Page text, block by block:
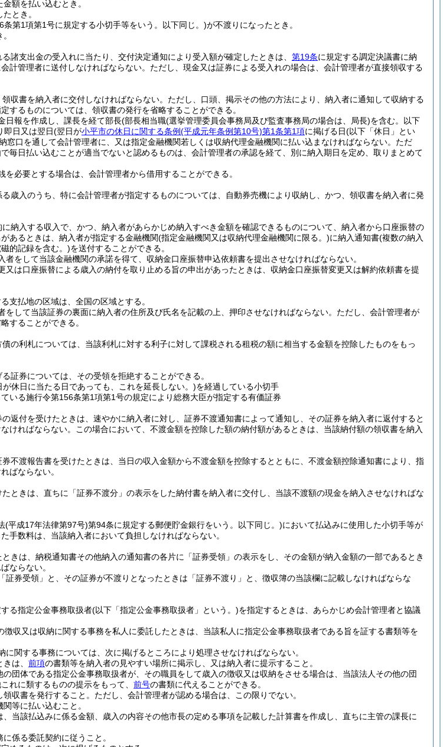
額を払い込むとき。
とき。
条第1項第1号に規定する小切手等をいう。以下同じ。)が不渡りになったとき。
諸支出金の受入れに当たり、交付決定通知により受入額が確定したときは、 第19条に規定する調定決議書に納
計管理者に送付しなければならない。 ただし、現金又は証券による受入れの場合は、会計管理者が直接領収する
収書を納入者に交付しなければならない。 ただし、口頭、掲示その他の方法により、納入者に通知して収納する
するものについては、領収書の発行を省略することができる。
日報を作成し、課長を経て部長(部長相当職(選挙管理委員会事務局及び監査事務局の場合は、局長)を含む。以下
即日又は翌日(翌日が小平市の休日に関する条例(平成元年条例第10号)第1条第1項に掲げる日(以下「休日」とい
納窓口を通して会計管理者に、又は指定金融機関若しくは収納代理金融機関に払い込まなければならない。 ただ
毎日払い込むことが適当でないと認めるものは、会計管理者の承認を経て、別に納入期日を定め、取りまとめて
必要とする場合は、会計管理者から借用することができる。
歳入のうち、特に会計管理者が指定するものについては、自動券売機により収納し、かつ、領収書を納入者に発
納入する収入で、かつ、納入者があらかじめ納入すべき金額を確認できるものについて、納入者から口座振替の
あるときは、納入者が指定する金融機関(指定金融機関又は収納代理金融機関に限る。)に納入通知書(複数の納入
的記録を含む。)を送付することができる。
者をして当該金融機関の承諾を得て、収納金口座振替申込依頼書を提出させなければならない。
又は口座振替による歳入の納付を取り止める旨の申出があったときは、収納金口座振替変更又は解約依頼書を提
支払地の区域は、全国の区域とする。
して当該証券の裏面に納入者の住所及び氏名を記載の上、押印させなければならない。 ただし、会計管理者が
することができる。
の利札については、当該利札に対する利子に対して課税される租税の額に相当する金額を控除したものをもっ
証券については、その受領を拒絶することができる。
が休日に当たる日であっても、これを延長しない。)を経過している小切手
いる施行令第156条第1項第1号の規定により総務大臣が指定する有価証券
返付を受けたときは、速やかに納入者に対し、証券不渡通知書によって通知し、その証券を納入者に返付すると
ければならない。
この場合において、不渡金額を控除した額の納付額があるときは、当該納付額の領収書を納入
不渡報告書を受けたときは、当日の収入金額から不渡金額を控除するとともに、不渡金額控除通知書により、指
ばならない。
ときは、直ちに「証券不渡分」の表示をした納付書を納入者に交付し、当該不渡額の現金を納入させなければな
(平成17年法律第97号)第94条に規定する郵便貯金銀行をいう。以下同じ。)において払込みに使用した小切手等が
手数料は、当該納入者において負担しなければならない。
きは、納税通知書その他納入の通知書の各片に「証券受領」の表示をし、その金額が納入金額の一部であるとき
ならない。
証券受領」と、その証券が不渡りとなったときは「証券不渡り」と、徴収簿の当該欄に記載しなければならな
る指定公金事務取扱者(以下「指定公金事務取扱者」という。)を指定するときは、あらかじめ会計管理者と協議
徴収又は収納に関する事務を私人に委託したときは、当該私人に指定公金事務取扱者である旨を証する書類等を
関する事務については、次に掲げるところにより処理させなければならない。
は、 前項の書類等を納入者の見やすい場所に掲示し、又は納入者に提示すること。
団体である指定公金事務取扱者が、その職員をして歳入の徴収又は収納をさせる場合は、当該法人その他の団
れに類するものの提示をもって、 前号の書類に代えることができる。
収書を発行すること。 ただし、会計管理者が認める場合は、この限りでない。
等に払い込むこと。
当該払込みに係る金額、歳入の内容その他市長の定める事項を記載した計算書を作成し、直ちに主管の課長に
係る委託契約に従うこと。